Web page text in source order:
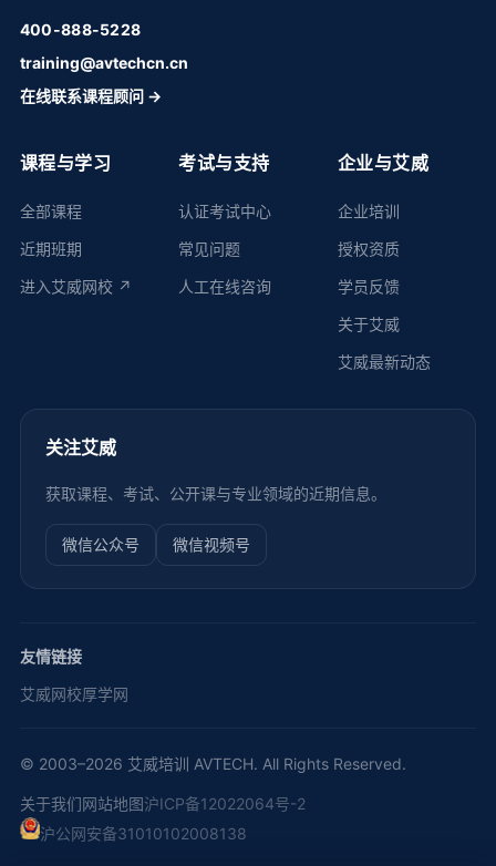
400-888-5228
training@avtechcn.cn
在线联系课程顾问 →
课程与学习
全部课程
近期班期
进入艾威网校 ↗
考试与支持
认证考试中心
常见问题
人工在线咨询
企业与艾威
企业培训
授权资质
学员反馈
关于艾威
艾威最新动态
关注艾威
获取课程、考试、公开课与专业领域的近期信息。
微信公众号 微信视频号
友情链接
艾威网校厚学网
© 2003–2026 艾威培训 AVTECH. All Rights Reserved.
关于我们网站地图沪ICP备12022064号-2
沪公网安备31010102008138